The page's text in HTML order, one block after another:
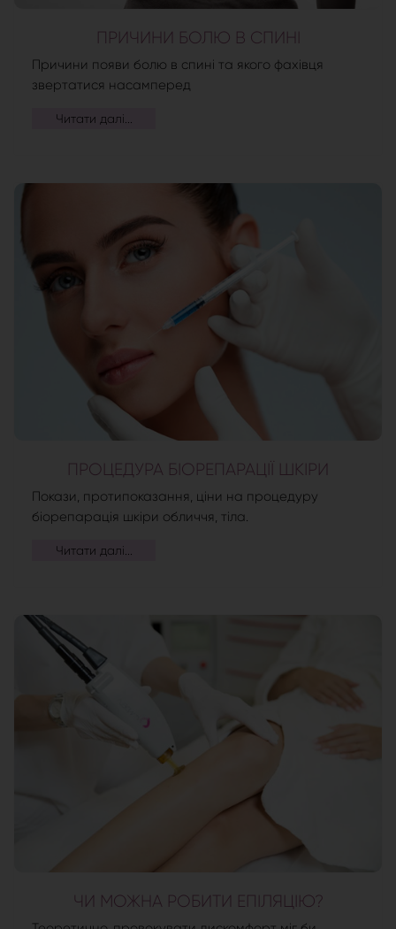
ПРИЧИНИ БОЛЮ В СПИНІ
Причини появи болю в спині та якого фахівця
звертатися насамперед
Читати далі...
ПРОЦЕДУРА БІОРЕПАРАЦІЇ ШКІРИ
Покази, протипоказання, ціни на процедуру
біорепарація шкіри обличчя, тіла.
Читати далі...
ЧИ МОЖНА РОБИТИ ЕПІЛЯЦІЮ?